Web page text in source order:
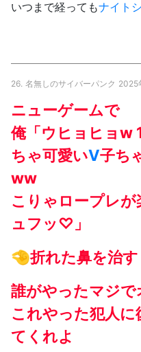
いつまで経ってもナイト
26. 名無しのサイバーパンク 2025
ニューゲームで
俺「ウヒョヒョw
ちゃ可愛いV子ち
ww
こりゃロープレ
ュフッ♡」
🤏折れた鼻を治す
誰がやったマジ
これやった犯人に
てくれよ